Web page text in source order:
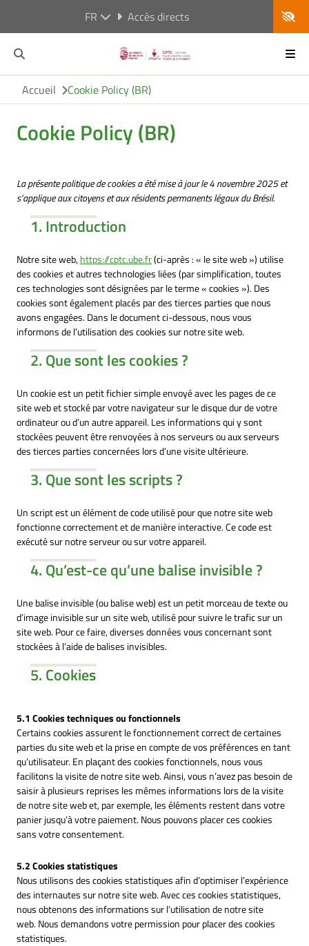
FR Accès directs
Accueil Cookie Policy (BR)
Cookie Policy (BR)
La présente politique de cookies a été mise à jour le 4 novembre 2025 et
s’applique aux citoyens et aux résidents permanents légaux du Brésil.
1. Introduction
Notre site web,https://cptc.ube.fr(ci-après : « le site web ») utilise
des cookies et autres technologies liées (par simplification, toutes
ces technologies sont désignées par le terme « cookies »). Des
cookies sont également placés par des tierces parties que nous
avons engagées. Dans le document ci-dessous, nous vous
informons de l’utilisation des cookies sur notre site web.
2. Que sont les cookies ?
Un cookie est un petit fichier simple envoyé avec les pages de ce
site web et stocké par votre navigateur sur le disque dur de votre
ordinateur ou d’un autre appareil. Les informations qui y sont
stockées peuvent être renvoyées à nos serveurs ou aux serveurs
des tierces parties concernées lors d’une visite ultérieure.
3. Que sont les scripts ?
Un script est un élément de code utilisé pour que notre site web
fonctionne correctement et de manière interactive. Ce code est
exécuté sur notre serveur ou sur votre appareil.
4. Qu’est-ce qu’une balise invisible ?
Une balise invisible (ou balise web) est un petit morceau de texte ou
d’image invisible sur un site web, utilisé pour suivre le trafic sur un
site web. Pour ce faire, diverses données vous concernant sont
stockées à l’aide de balises invisibles.
5. Cookies
5.1 Cookies techniques ou fonctionnels
Certains cookies assurent le fonctionnement correct de certaines
parties du site web et la prise en compte de vos préférences en tant
qu’utilisateur. En plaçant des cookies fonctionnels, nous vous
facilitons la visite de notre site web. Ainsi, vous n’avez pas besoin de
saisir à plusieurs reprises les mêmes informations lors de la visite
de notre site web et, par exemple, les éléments restent dans votre
panier jusqu’à votre paiement. Nous pouvons placer ces cookies
sans votre consentement.
5.2 Cookies statistiques
Nous utilisons des cookies statistiques afin d’optimiser l’expérience
des internautes sur notre site web. Avec ces cookies statistiques,
nous obtenons des informations sur l’utilisation de notre site
web. Nous demandons votre permission pour placer des cookies
statistiques.